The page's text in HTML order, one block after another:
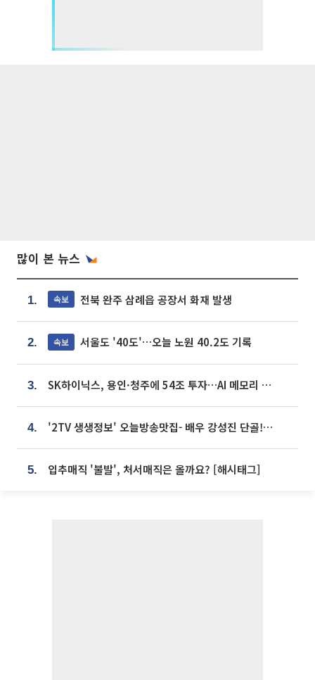
많이 본 뉴스
1. 속보 전북 완주 삼례읍 공장서 화재 발생
2. 속보 서울도 '40도'…오늘 노원 40.2도 기록
3. SK하이닉스, 용인·청주에 54조 투자…AI 메모리 생산기지 키운다
4. '2TV 생생정보' 오늘방송맛집- 배우 강성진 단골! 쌀국수ㆍ푸팟퐁 커리 맛집 '블○○○'
5. 입추매직 '불발', 처서매직은 올까요? [해시태그]